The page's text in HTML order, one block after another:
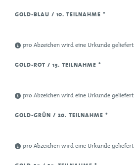
GOLD-BLAU / 10. TEILNAHME *
pro Abzeichen wird eine Urkunde geliefert
GOLD-ROT / 15. TEILNAHME*
pro Abzeichen wird eine Urkunde geliefert
GOLD-GRÜN / 20. TEILNAHME *
pro Abzeichen wird eine Urkunde geliefert